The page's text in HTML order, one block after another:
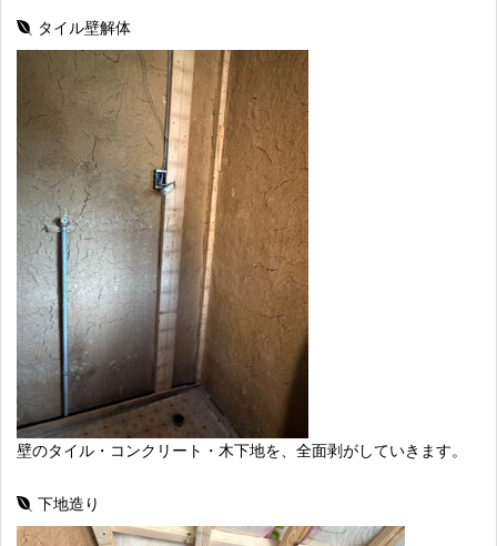
タイル壁解体
壁のタイル・コンクリート・木下地を、全面剥がしていきます。
下地造り